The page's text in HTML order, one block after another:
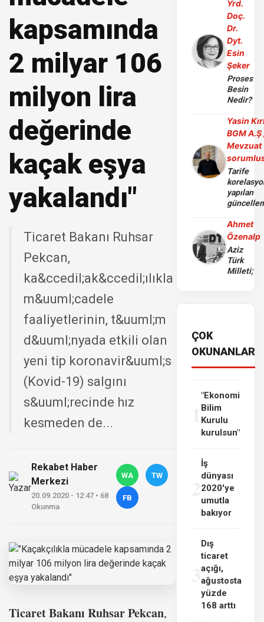
kapsamında
2 milyar 106
milyon lira
değerinde
kaçak eşya
yakalandı"
Ticaret Bakanı Ruhsar
Pekcan,
ka&ccedil;ak&ccedil;ılıkla
m&uuml;cadele
faaliyetlerinin, t&uuml;m
d&uuml;nyada etkili olan
yeni tip koronavir&uuml;s
(Kovid-19) salgını
s&uuml;recinde hız
kesmeden de...
Rekabet Haber
Merkezi
20.09.2020 - 12:47 • 68
Okunma
WA TW
FB
Ticaret Bakanı Ruhsar Pekcan,
Yrd.
Doç.
Dr.
Dyt.
Esin
Şeker
Proses
Besin
Nedir?
Yasin
BGM A.Ş
Mevzuat
Tarife
yapılan
Ahmet
Özenalp
Aziz
Türk
Milleti;
ÇOK
OKUNANLAR
"Ekonomi
Bilim
Kurulu
kurulsun"
İş
dünyası
2020'ye
umutla
bakıyor
3
Dış
ticaret
açığı,
ağustosta
yüzde
168 arttı